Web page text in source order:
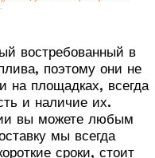
востребованный в
поэтому они не
на площадках, всегда
и наличие их.
вы можете любым
мы всегда
сроки, стоит